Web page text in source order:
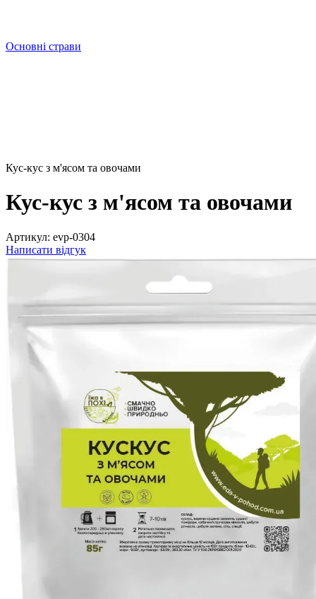
Основні страви
Кус-кус з м'ясом та овочами
Кус-кус з м'ясом та овочами
Артикул: evp-0304
Написати відгук